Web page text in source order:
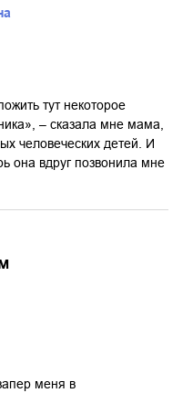
тут некоторое
– сказала мне мама,
человеческих детей. И
она вдруг позвонила мне
меня в